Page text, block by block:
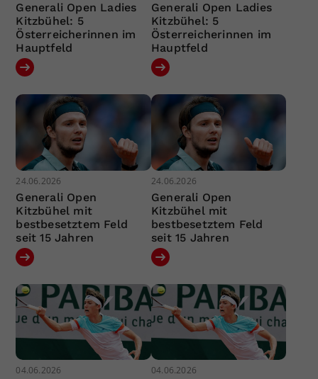
Generali Open Ladies
Kitzbühel: 5
Österreicherinnen im
Hauptfeld
Generali Open Ladies
Kitzbühel: 5
Österreicherinnen im
Hauptfeld
24.06.2026
Generali Open
Kitzbühel mit
bestbesetztem Feld
seit 15 Jahren
24.06.2026
Generali Open
Kitzbühel mit
bestbesetztem Feld
seit 15 Jahren
04.06.2026 04.06.2026